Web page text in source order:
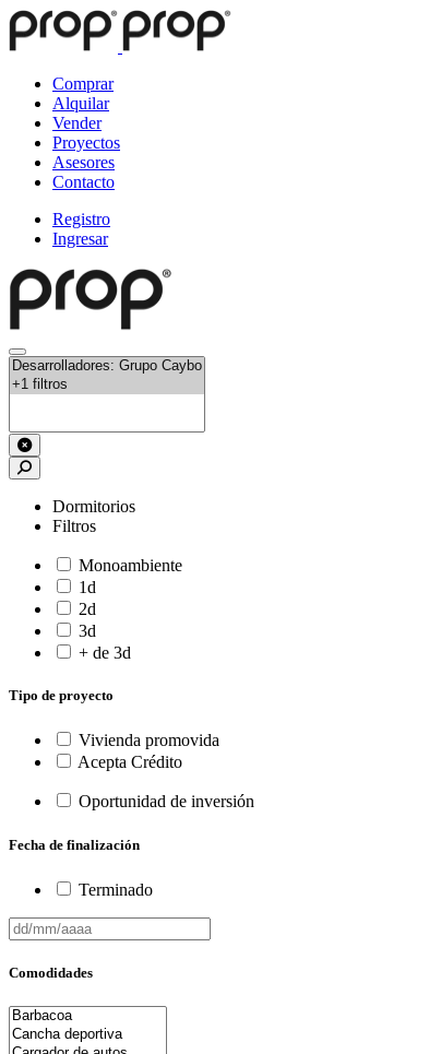
Comprar
Alquilar
Vender
Proyectos
Asesores
Contacto
Registro
Ingresar
Dormitorios
Filtros
Monoambiente
1d
2d
3d
+ de 3d
Tipo de proyecto
Vivienda promovida
Acepta Crédito
Oportunidad de inversión
Fecha de finalización
Terminado
Comodidades